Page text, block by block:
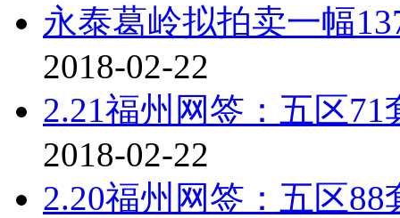
永泰葛岭拟拍卖一幅
2018-02-22
2.21福州网签：五区
2018-02-22
2.20福州网签：五区